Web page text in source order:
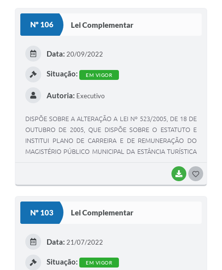
Nº 106 Lei Complementar
BAIXAR
Data: 20/09/2022
Situação: EM VIGOR
Autoria: Executivo
DISPÕE SOBRE A ALTERAÇÃO A LEI Nº 523/2005, DE 18 DE
OUTUBRO DE 2005, QUE DISPÕE SOBRE O ESTATUTO E
INSTITUI PLANO DE CARREIRA E DE REMUNERAÇÃO DO
MAGISTÉRIO PÚBLICO MUNICIPAL DA ESTÂNCIA TURÍSTICA
Nº 103 Lei Complementar
Data: 21/07/2022
Situação: EM VIGOR